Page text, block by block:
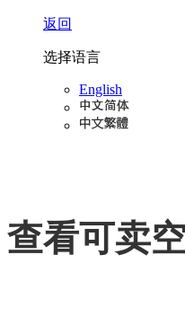
返回
选择语言
English
查看可卖